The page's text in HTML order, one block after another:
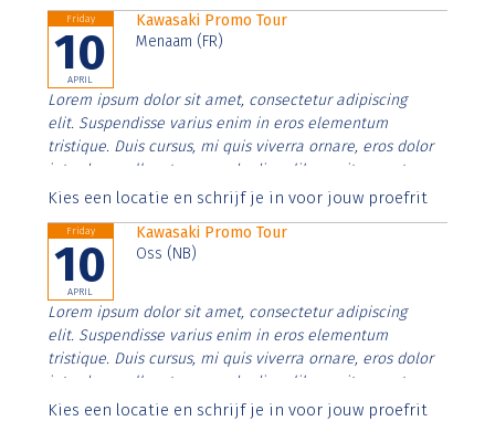
Friday
10
APRIL
Kawasaki Promo Tour
Menaam (FR)
Lorem ipsum dolor sit amet, consectetur adipiscing
elit. Suspendisse varius enim in eros elementum
tristique. Duis cursus, mi quis viverra ornare, eros dolor
interdum nulla, ut commodo diam libero vitae erat.
Aenean faucibus nibh et justo cursus id rutrum lorem
Kies een locatie en schrijf je in voor jouw proefrit
Friday
10
APRIL
Kawasaki Promo Tour
Oss (NB)
Lorem ipsum dolor sit amet, consectetur adipiscing
elit. Suspendisse varius enim in eros elementum
tristique. Duis cursus, mi quis viverra ornare, eros dolor
interdum nulla, ut commodo diam libero vitae erat.
Aenean faucibus nibh et justo cursus id rutrum lorem
Kies een locatie en schrijf je in voor jouw proefrit